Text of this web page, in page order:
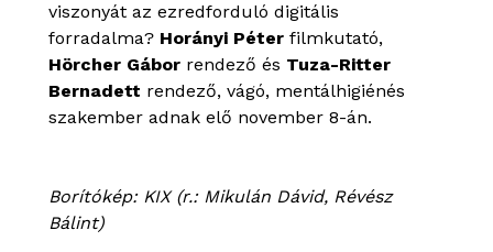
viszonyát az ezredforduló digitális
forradalma? Horányi Péter filmkutató,
Hörcher Gábor rendező és Tuza-Ritter
Bernadett rendező, vágó, mentálhigiénés
szakember adnak elő november 8-án.
Borítókép: KIX (r.: Mikulán Dávid, Révész
Bálint)